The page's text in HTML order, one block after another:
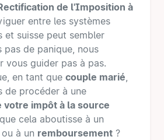
de l'Imposition à
entre les systèmes
et suisse peut sembler
pas de panique, nous
vous guider pas à pas.
en tant que couple marié,
de procéder à une
votre impôt à la source
cela aboutisse à un
ou à un remboursement ?